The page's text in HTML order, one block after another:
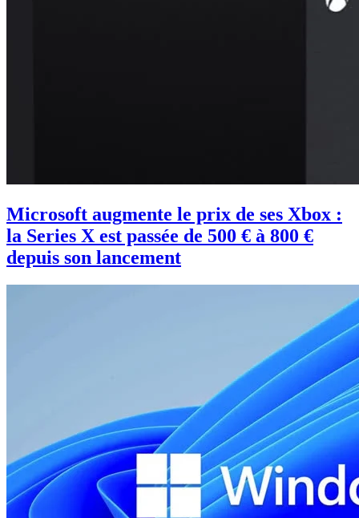
Microsoft augmente le prix de ses Xbox :
la Series X est passée de 500 € à 800 €
depuis son lancement